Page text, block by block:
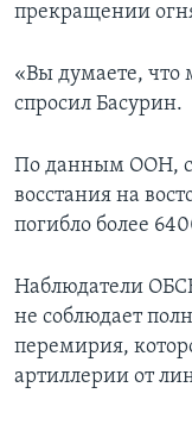
прекращении
«Вы думаете, что
спросил Басурин.
По данным ООН, с
восстания на
погибло более
Наблюдатели
не соблюдает
перемирия,
артиллерии от